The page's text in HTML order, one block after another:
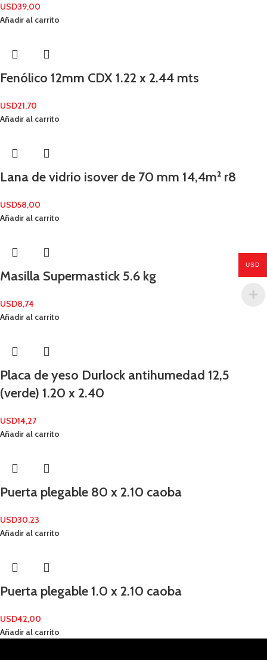
USD39,00
Añadir al carrito
Fenólico 12mm CDX 1.22 x 2.44 mts
USD21,70
Añadir al carrito
Lana de vidrio isover de 70 mm 14,4m² r8
USD58,00
Añadir al carrito
Masilla Supermastick 5.6 kg
USD8,74
Añadir al carrito
Placa de yeso Durlock antihumedad 12,5
(verde) 1.20 x 2.40
USD14,27
Añadir al carrito
Puerta plegable 80 x 2.10 caoba
USD30,23
Añadir al carrito
Puerta plegable 1.0 x 2.10 caoba
USD42,00
Añadir al carrito
USD